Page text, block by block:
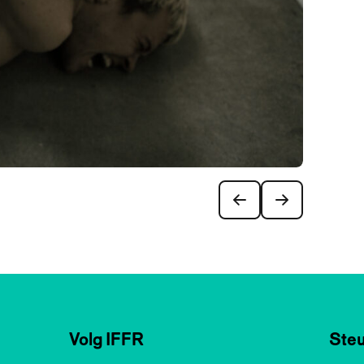
Volg IFFR